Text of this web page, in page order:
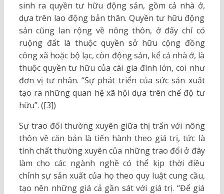
sinh ra quyền tư hữu động sản, gồm cả nhà ở,
dựa trên lao động bản thân. Quyền tư hữu động
sản cũng lan rộng về nông thôn, ở đấy chỉ có
ruộng đất là thuộc quyền sở hữu cộng đồng
công xã hoặc bộ lạc, còn động sản, kể cả nhà ở, là
thuộc quyền tư hữu của cái gia đình lớn, coi như
đơn vị tư nhân. “Sự phát triển của sức sản xuất
tạo ra những quan hệ xã hội dựa trên chế độ tư
hữu”. ([3])
Sự trao đổi thường xuyên giữa thị trấn với nông
thôn về căn bản là tiến hành theo giá trị, tức là
tính chất thường xuyên của những trao đổi ở đây
làm cho các ngành nghề có thể kịp thời điều
chỉnh sự sản xuất của họ theo quy luật cung cầu,
tạo nên những giá cả gần sát với giá trị. “Để giá